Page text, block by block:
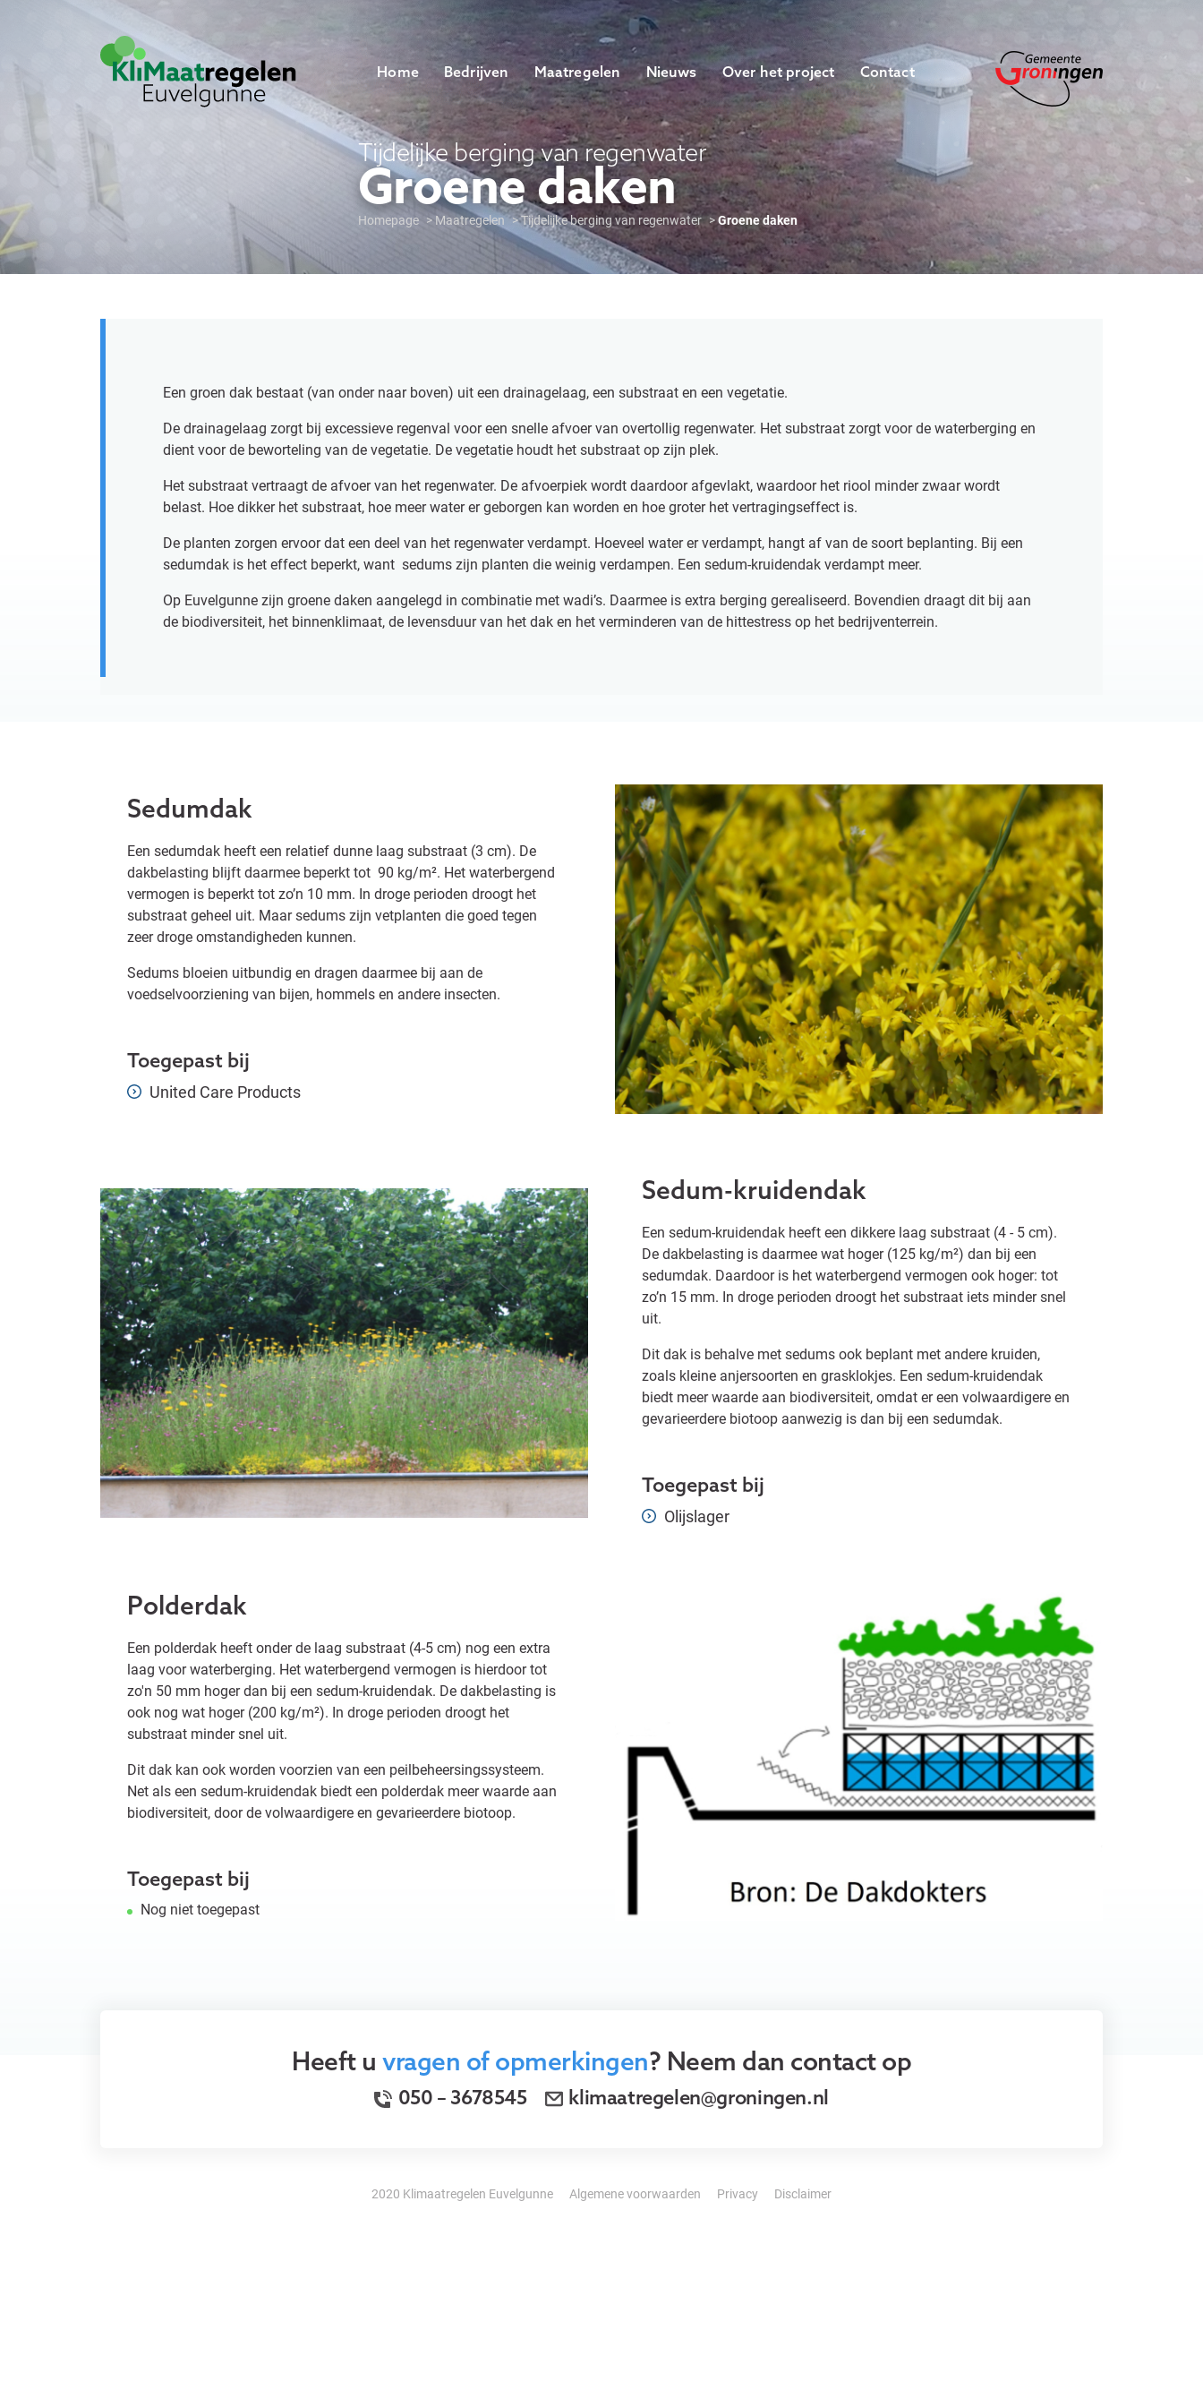
Home Bedrijven Maatregelen Nieuws Over het project Contact
Tijdelijke berging van regenwater
Groene daken
Homepage Maatregelen Tijdelijke berging van regenwater Groene daken
Een groen dak bestaat (van onder naar boven) uit een drainagelaag, een substraat en een vegetatie.
De drainagelaag zorgt bij excessieve regenval voor een snelle afvoer van overtollig regenwater. Het substraat zorgt voor de waterberging en
dient voor de beworteling van de vegetatie. De vegetatie houdt het substraat op zijn plek.
Het substraat vertraagt de afvoer van het regenwater. De afvoerpiek wordt daardoor afgevlakt, waardoor het riool minder zwaar wordt
belast. Hoe dikker het substraat, hoe meer water er geborgen kan worden en hoe groter het vertragingseffect is.
De planten zorgen ervoor dat een deel van het regenwater verdampt. Hoeveel water er verdampt, hangt af van de soort beplanting. Bij een
sedumdak is het effect beperkt, want sedums zijn planten die weinig verdampen. Een sedum-kruidendak verdampt meer.
Op Euvelgunne zijn groene daken aangelegd in combinatie met wadi’s. Daarmee is extra berging gerealiseerd. Bovendien draagt dit bij aan
de biodiversiteit, het binnenklimaat, de levensduur van het dak en het verminderen van de hittestress op het bedrijventerrein.
Sedumdak
Een sedumdak heeft een relatief dunne laag substraat (3 cm). De
dakbelasting blijft daarmee beperkt tot 90 kg/m². Het waterbergend
vermogen is beperkt tot zo’n 10 mm. In droge perioden droogt het
substraat geheel uit. Maar sedums zijn vetplanten die goed tegen
zeer droge omstandigheden kunnen.
Sedums bloeien uitbundig en dragen daarmee bij aan de
voedselvoorziening van bijen, hommels en andere insecten.
Toegepast bij
United Care Products
Sedum-kruidendak
Een sedum-kruidendak heeft een dikkere laag substraat (4 - 5 cm).
De dakbelasting is daarmee wat hoger (125 kg/m²) dan bij een
sedumdak. Daardoor is het waterbergend vermogen ook hoger: tot
zo’n 15 mm. In droge perioden droogt het substraat iets minder snel
uit.
Dit dak is behalve met sedums ook beplant met andere kruiden,
zoals kleine anjersoorten en grasklokjes. Een sedum-kruidendak
biedt meer waarde aan biodiversiteit, omdat er een volwaardigere en
gevarieerdere biotoop aanwezig is dan bij een sedumdak.
Toegepast bij
Olijslager
Polderdak
Een polderdak heeft onder de laag substraat (4-5 cm) nog een extra
laag voor waterberging. Het waterbergend vermogen is hierdoor tot
zo'n 50 mm hoger dan bij een sedum-kruidendak. De dakbelasting is
ook nog wat hoger (200 kg/m²). In droge perioden droogt het
substraat minder snel uit.
Dit dak kan ook worden voorzien van een peilbeheersingssysteem.
Net als een sedum-kruidendak biedt een polderdak meer waarde aan
biodiversiteit, door de volwaardigere en gevarieerdere biotoop.
Toegepast bij
Nog niet toegepast
Heeft u vragen of opmerkingen? Neem dan contact op
050 – 3678545 klimaatregelen@groningen.nl
2020 Klimaatregelen Euvelgunne Algemene voorwaarden Privacy Disclaimer